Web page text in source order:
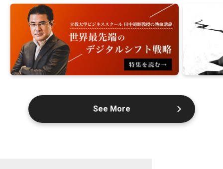
See More